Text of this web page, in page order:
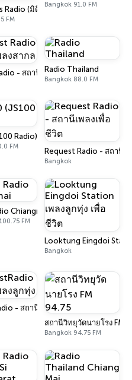
Radio (มิติข่าว 90.5)
FM
Bangkok 91.0 FM
- สถานีเพลงสากล
Radio Thailand
Bangkok 88.0 FM
Radio)
FM
Request Radio - สถานีเ
Bangkok
Chiangmai
FM
Looktung Eingdoi
Bangkok
- สถานีเพลงลูกทุ่ง
สถานีวิทยุวัดนายโรง FM
Bangkok 94.75 FM